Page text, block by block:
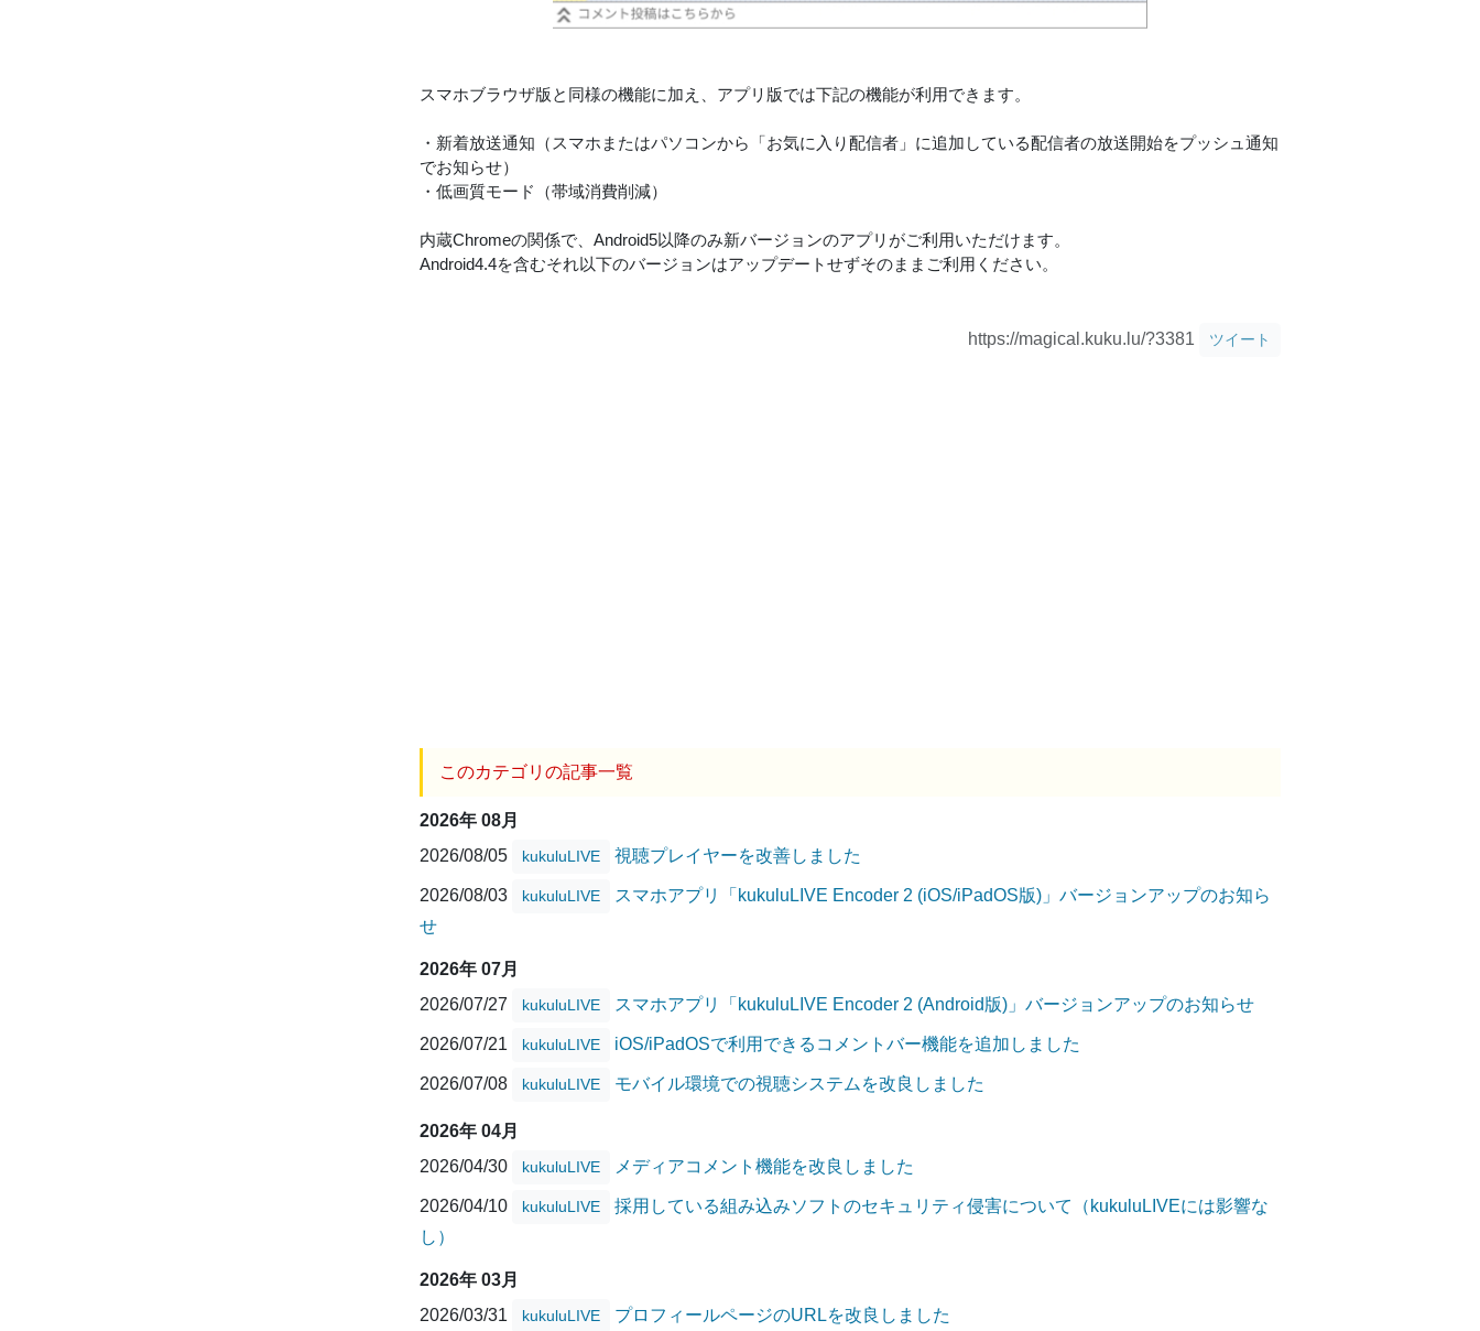
スマホブラウザ版と同様の機能に加え、アプリ版では下記の機能が利用できます。
・新着放送通知（スマホまたはパソコンから「お気に入り配信者」に追加している配信者の放送開始をプッシュ通知
でお知らせ）
・低画質モード（帯域消費削減）
内蔵Chromeの関係で、Android5以降のみ新バージョンのアプリがご利用いただけます。
Android4.4を含むそれ以下のバージョンはアップデートせずそのままご利用ください。
https://magical.kuku.lu/?3381 ツイート
このカテゴリの記事一覧
2026年 08月
2026/08/05
kukuluLIVE 視聴プレイヤーを改善しました
2026/08/03 kukuluLIVE
スマホアプリ「kukuluLIVE Encoder 2 (iOS/iPadOS版)」バージョンアップのお知ら
せ
2026年 07月
2026/07/27
kukuluLIVE スマホアプリ「kukuluLIVE Encoder 2 (Android版)」バージョンアップのお知らせ
2026/07/21 kukuluLIVE iOS/iPadOSで利用できるコメントバー機能を追加しました
2026/07/08 kukuluLIVE モバイル環境での視聴システムを改良しました
2026年 04月
2026/04/30
kukuluLIVE メディアコメント機能を改良しました
2026/04/10 kukuluLIVE
採用している組み込みソフトのセキュリティ侵害について（kukuluLIVEには影響な
し）
2026年 03月
2026/03/31
kukuluLIVE プロフィールページのURLを改良しました